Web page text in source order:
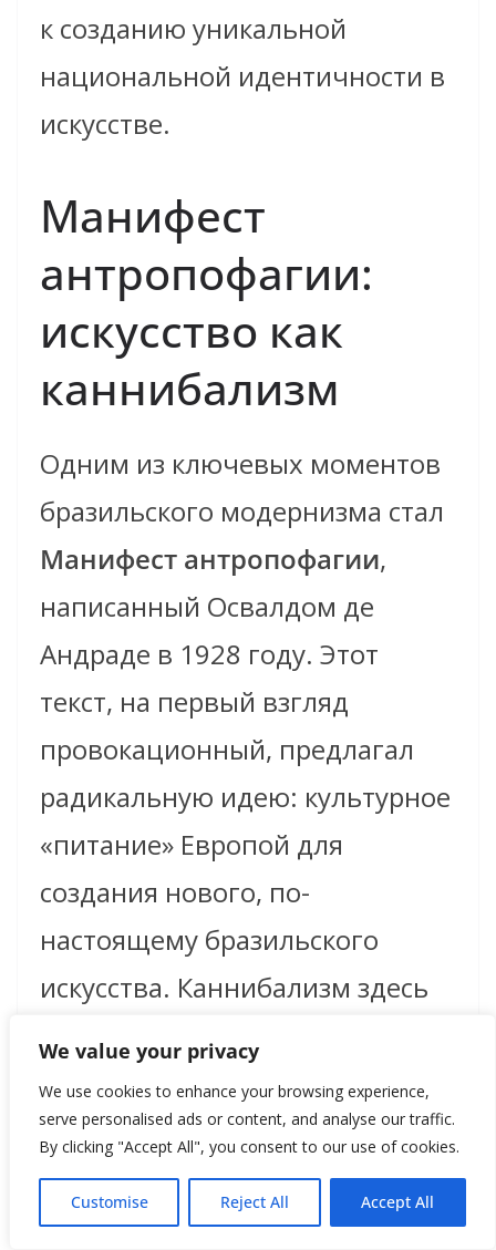
We value your privacy
We use cookies to enhance your browsing experience,
serve personalised ads or content, and analyse our traffic.
By clicking "Accept All", you consent to our use of cookies.
Customise Reject All Accept All
к созданию уникальной
национальной идентичности в
искусстве.
Манифест
антропофагии:
искусство как
каннибализм
Одним из ключевых моментов
бразильского модернизма стал
Манифест антропофагии,
написанный Освалдом де
Андраде в 1928 году. Этот
текст, на первый взгляд
провокационный, предлагал
радикальную идею: культурное
«питание» Европой для
создания нового, по-
настоящему бразильского
искусства. Каннибализм здесь
понимался метафорически —
как способ поглощения и
переработки внешних влияний
для создания чего-то
уникального и местного. Это